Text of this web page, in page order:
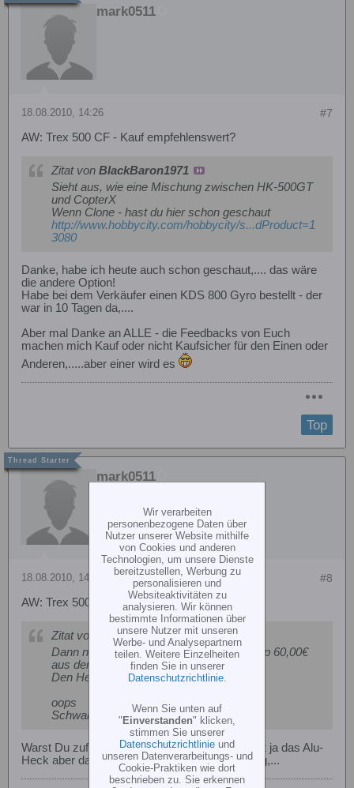
mark0511
#7
18.08.2010, 14:26
AW: Trex 500 CF - Kauf empfehlenswert?
Zitat von BlackBaron1971
Sieht aus, wie eine Mischung zwischen HK-500GT
und CopterX
Wenn Clone - hast du hier schon geschaut
http://www.hobbycity.com/hobbycity/s...dProduct=1
3080
Danke, habe ich heute auch schon geschaut,.... das wäre
die andere Option!
Habe bei dem Verkäufer einen KDS 800 Gyro bestellt - der
war in 10 Tagen da,....
Aber mal Danke an ALLE - die Feedbacks von Euch
machen mich Kauf oder nicht Kaufsicher für den Einen oder
Anderen,.....aber einer wird es
Top
mark0511
#8
18.08.2010, 14:28
AW: Trex 500 CF - Kauf empfehlenswert?
Zitat von
georg54
Dann nimm doch lieber denHeli. für knapp 60,00€
aus dem DE-Warehouse.
Den Heli habe ich selber.
oops
Schwarzer Baron war schneller
Warst Du zufrieden? der einzige Unterschied ist ja das Alu-
Heck aber das ist ja nicht wirklich soooo wichtig,...
Wir verarbeiten
personenbezogene Daten über
Nutzer unserer Website mithilfe
von Cookies und anderen
Technologien, um unsere Dienste
bereitzustellen, Werbung zu
personalisieren und
Websiteaktivitäten zu
analysieren. Wir können
bestimmte Informationen über
unsere Nutzer mit unseren
Werbe- und Analysepartnern
teilen. Weitere Einzelheiten
finden Sie in unserer
Datenschutzrichtlinie.
Wenn Sie unten auf
" Einverstanden" klicken,
stimmen Sie unserer
Datenschutzrichtlinie und
unseren Datenverarbeitungs- und
Cookie-Praktiken wie dort
beschrieben zu. Sie erkennen